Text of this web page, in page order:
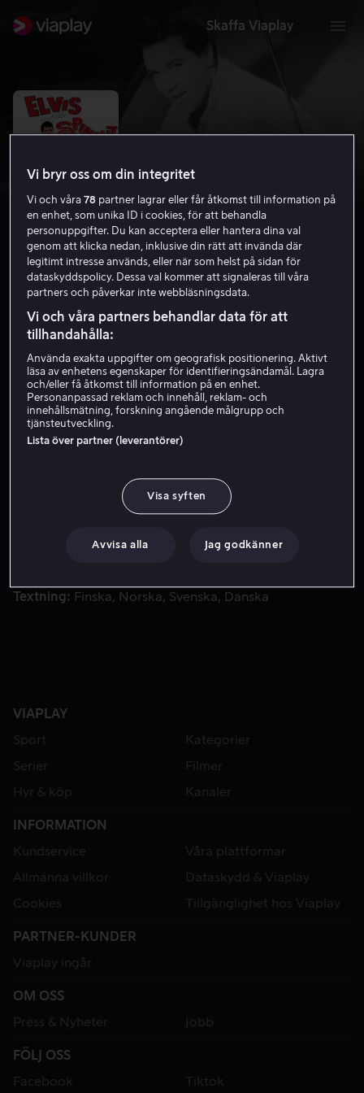
Skaffa Viaplay
Spinout
5.8 Komedi 1966 1 h 29 min Barntillåten
Köp 109 kr
Sångaren och racerföraren Mike McCoy är tvungen att
Sångaren och racerföraren Mike McCoy är tvungen att
Elvis Presley Shelley Fabares
Dodie Marshall Deborah Walley
Textning
Finska Norska Svenska Danska
VIAPLAY
Sport
Kategorier
Serier
Filmer
Hyr & köp
Kanaler
INFORMATION
Kundservice
Våra plattformar
Allmänna villkor
Dataskydd & Viaplay
Cookies
Tillgänglighet hos Viaplay
PARTNER-KUNDER
Viaplay ingår
OM OSS
Press & Nyheter
Jobb
FÖLJ OSS
Facebook
Tiktok
Vi bryr oss om din integritet
Vi och våra78 partner lagrar eller får åtkomst till information på
en enhet, som unika ID i cookies, för att behandla
personuppgifter. Du kan acceptera eller hantera dina val
genom att klicka nedan, inklusive din rätt att invända där
legitimt intresse används, eller när som helst på sidan för
dataskyddspolicy. Dessa val kommer att signaleras till våra
partners och påverkar inte webbläsningsdata.
Vi och våra partners behandlar data för att
tillhandahålla:
Använda exakta uppgifter om geografisk positionering. Aktivt
läsa av enhetens egenskaper för identifieringsändamål. Lagra
och/eller få åtkomst till information på en enhet.
Personanpassad reklam och innehåll, reklam- och
innehållsmätning, forskning angående målgrupp och
tjänsteutveckling.
Lista över partner (leverantörer)
Visa syften
Avvisa alla Jag godkänner